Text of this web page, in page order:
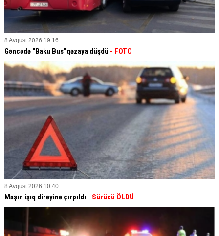
8 Avqust 2026 19:16
Gəncədə “Baku Bus”qəzaya düşdü - FOTO
8 Avqust 2026 10:40
Maşın işıq dirəyinə çırpıldı - Sürücü ÖLDÜ